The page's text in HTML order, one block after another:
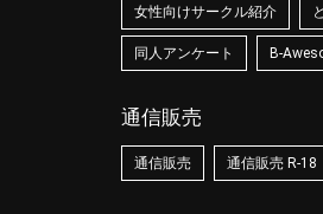
女性向けサークル紹介
同人アンケート B-
通信販売
通信販売 通信販売 R-18